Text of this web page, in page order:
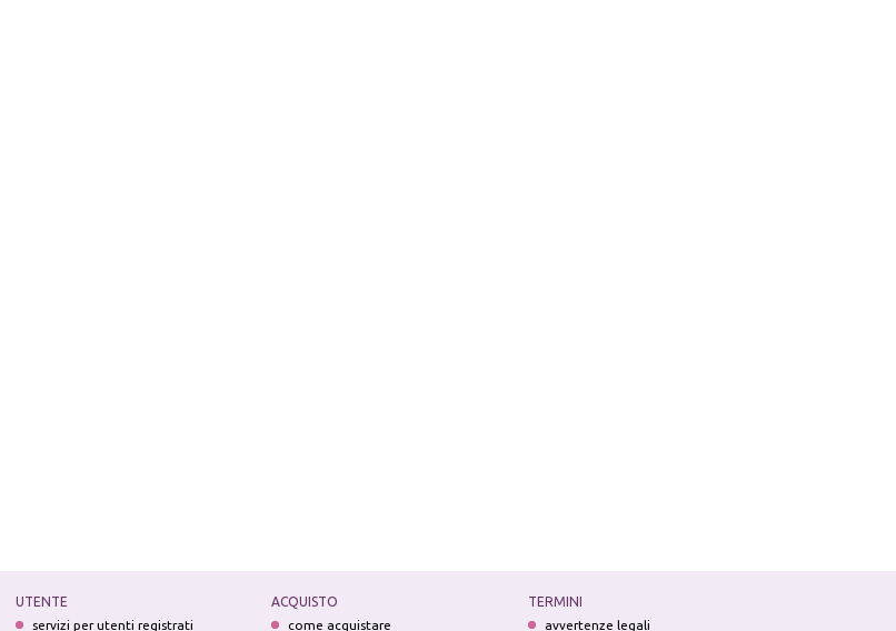
UTENTE
servizi per utenti registrati
ACQUISTO
come acquistare
TERMINI
avvertenze legali